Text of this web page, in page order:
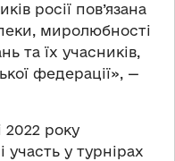
росії пов’язана
миролюбності
та їх учасників,
федерації», —
2022 року
участь у турнірах